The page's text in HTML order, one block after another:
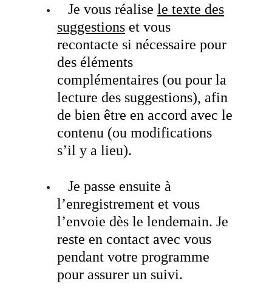
Je vous réalisele texte des
suggestions et vous
recontacte si nécessaire pour
des éléments
complémentaires (ou pour la
lecture des suggestions), afin
de bien être en accord avec le
contenu (ou modifications
s’il y a lieu).
Je passe ensuite à
l’enregistrement et vous
l’envoie dès le lendemain. Je
reste en contact avec vous
pendant votre programme
pour assurer un suivi.